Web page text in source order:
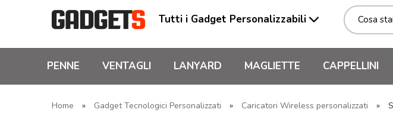
Tutti i Gadget Personalizzabili
PENNE VENTAGLI LANYARD MAGLIETTE CAPPELLINI
Home » Gadget Tecnologici Personalizzati » Caricatori Wireless personalizzati »